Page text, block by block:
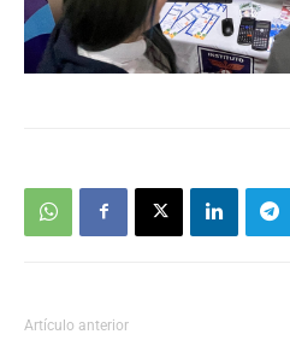
Artículo anterior